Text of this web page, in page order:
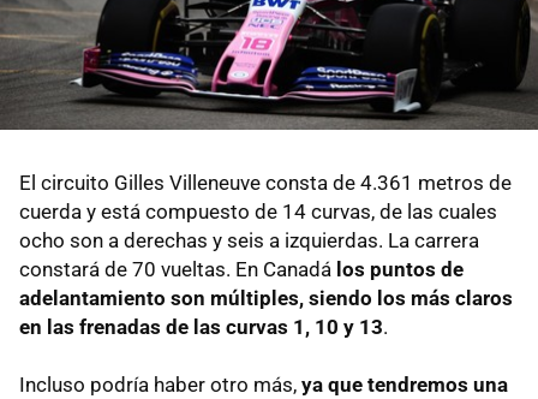
El circuito Gilles Villeneuve consta de 4.361 metros de
cuerda y está compuesto de 14 curvas, de las cuales
ocho son a derechas y seis a izquierdas. La carrera
constará de 70 vueltas. En Canadá los puntos de
adelantamiento son múltiples, siendo los más claros
en las frenadas de las curvas 1, 10 y 13.
Incluso podría haber otro más, ya que tendremos una